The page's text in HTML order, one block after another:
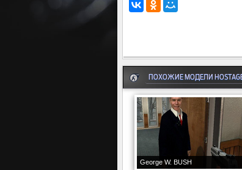
ПОХОЖИЕ МОДЕЛИ
George W. BUSH